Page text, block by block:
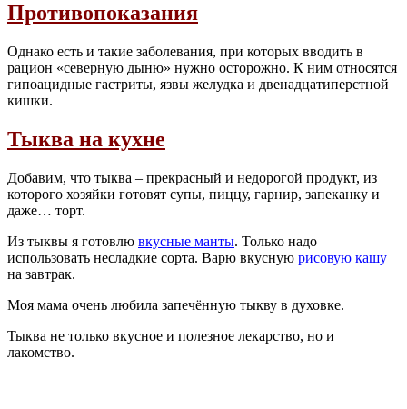
Противопоказания
Однако есть и такие заболевания, при которых вводить в
рацион «северную дыню» нужно осторожно. К ним относятся
гипоацидные гастриты, язвы желудка и двенадцатиперстной
кишки.
Тыква на кухне
Добавим, что тыква – прекрасный и недорогой продукт, из
которого хозяйки готовят супы, пиццу, гарнир, запеканку и
даже… торт.
Из тыквы я готовлю вкусные манты. Только надо
использовать несладкие сорта. Варю вкусную рисовую кашу
на завтрак.
Моя мама очень любила запечённую тыкву в духовке.
Тыква не только вкусное и полезное лекарство, но и
лакомство.